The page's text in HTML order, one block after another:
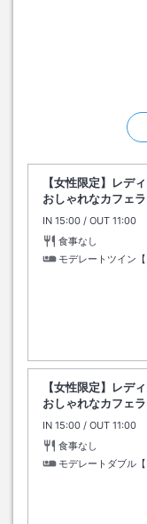
【女性限定】レデ
おしゃれなカフェ
IN チェックイン
15:00 / OUT チェッ
11:00
食事なし
モデレートツイン
【女性限定】レデ
おしゃれなカフェ
IN チェックイン
15:00 / OUT チェッ
11:00
食事なし
モデレートダブル